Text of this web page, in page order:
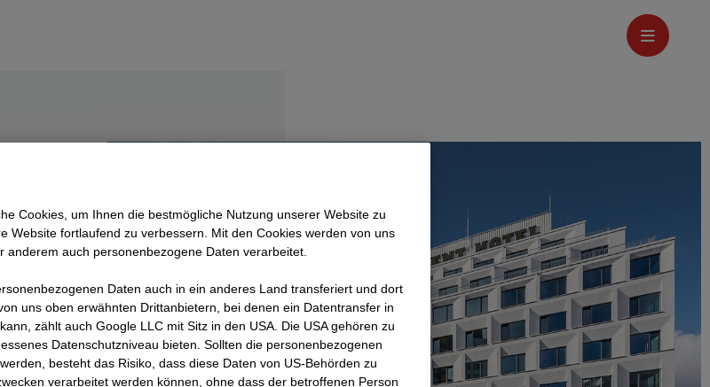
Cookies, um Ihnen die best­mögliche Nutzung unserer Website zu
Website fortlaufend zu verbessern. Mit den Cookies werden von uns
anderem auch personenbezogene Daten verarbeitet.
Daten auch in ein anderes Land transferiert und dort
uns oben erwähnten Drittanbietern, bei denen ein Datentransfer in
zählt auch Google LLC mit Sitz in den USA. Die USA gehören zu
Datenschutzniveau bieten. Sollten die personenbezogenen
besteht das Risiko, dass diese Daten von US-Behörden zu
verarbeitet werden können, ohne dass der betroffenen Person